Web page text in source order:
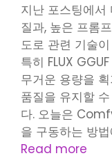
지난 포스팅에서
질과, 높은 프롬
도로 관련 기술
특히 FLUX
무거운 용량을
품질을 유지할
다. 오늘은
을 구동하는 방
Read more